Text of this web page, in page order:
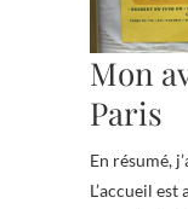
Mon
Paris
En résumé,
L’accueil